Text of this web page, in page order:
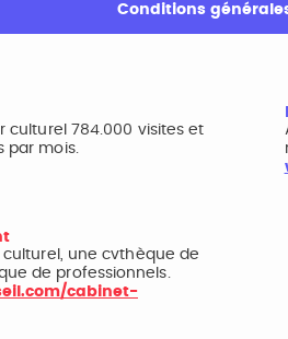
Conditions
culturel 784.000 visites et
par mois.
culturel, une cvthèque de
de professionnels.
cabinet-